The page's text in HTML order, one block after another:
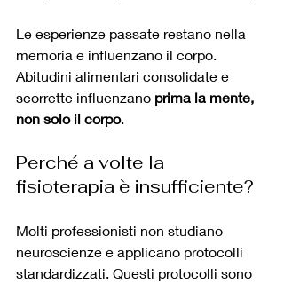
Le esperienze passate restano nella
memoria e influenzano il corpo.
Abitudini alimentari consolidate e
scorrette influenzano prima la mente,
non solo il corpo.
Perché a volte la
fisioterapia è insufficiente?
Molti professionisti non studiano
neuroscienze e applicano protocolli
standardizzati. Questi protocolli sono